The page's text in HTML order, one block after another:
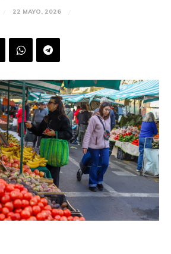
22 MAYO, 2026